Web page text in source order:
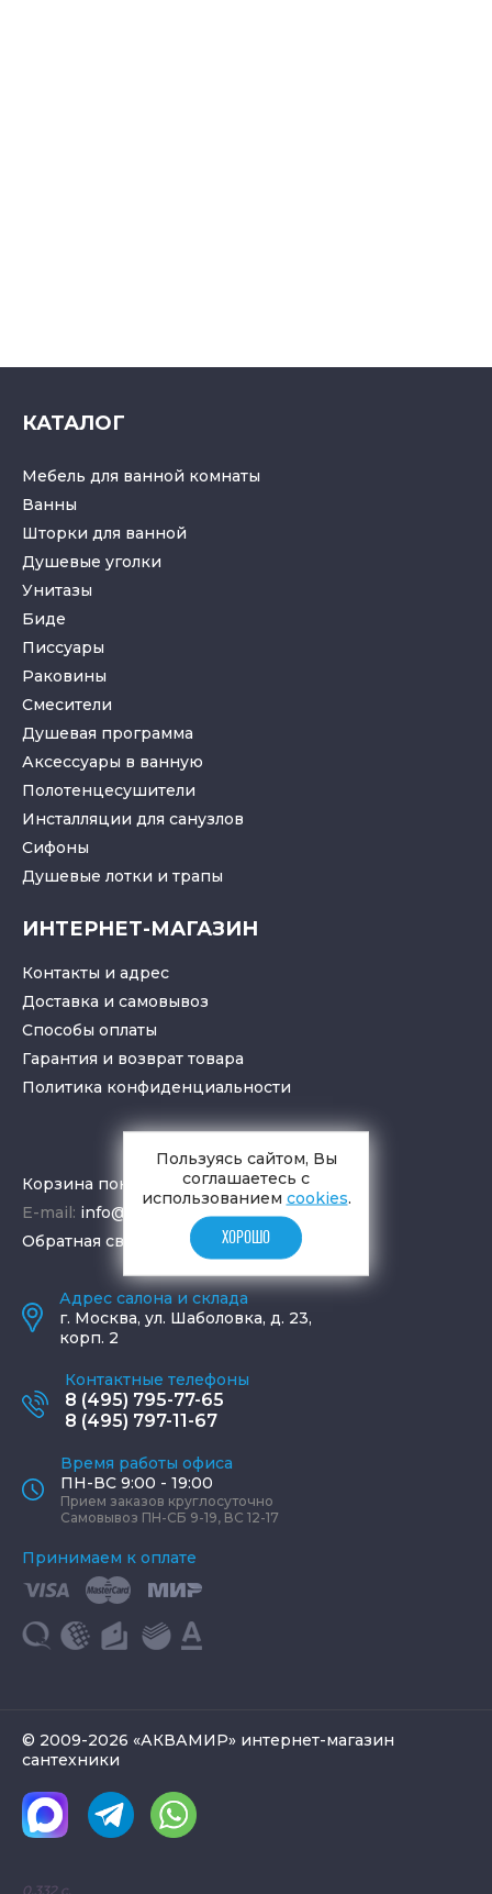
КАТАЛОГ
Мебель для ванной комнаты
Ванны
Шторки для ванной
Душевые уголки
Унитазы
Биде
Писсуары
Раковины
Смесители
Душевая программа
Аксессуары в ванную
Полотенцесушители
Инсталляции для санузлов
Cифоны
Душевые лотки и трапы
ИНТЕРНЕТ-МАГАЗИН
Контакты и адрес
Доставка и самовывоз
Способы оплаты
Гарантия и возврат товара
Политика конфиденциальности
Корзина покупок
E-mail: info@aquamir.ru
Обратная связь
Адрес салона и склада
г. Москва, ул. Шаболовка, д. 23,
корп. 2
Контактные телефоны
8 (495) 795-77-65
8 (495) 797-11-67
Время работы офиса
ПН-ВС 9:00 - 19:00
Прием заказов круглосуточно
Самовывоз ПН-СБ 9-19, ВС 12-17
Принимаем к оплате
© 2009-2026 «АКВАМИР» интернет-магазин
сантехники
0.332 с.
Пользуясь сайтом, Вы
соглашаетесь с
использованием cookies.
ХОРОШО